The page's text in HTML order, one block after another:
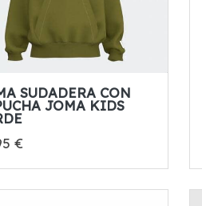
SUDADERA CON
JOMA KIDS
€